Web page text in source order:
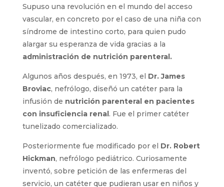
vascular, en concreto por el caso de una niña
con síndrome de intestino corto, para quien
pudo alargar su esperanza de vida gracias a la
administración de nutrición parenteral.
Broviac
, nefrólogo, diseñó un catéter para la
nutrición parenteral en pacientes
con insuficiencia renal
. Fue el primer catéter
Robert Hickman
, nefrólogo pediátrico.
Curiosamente inventó, sobre petición de las
enfermeras del servicio, un catéter que